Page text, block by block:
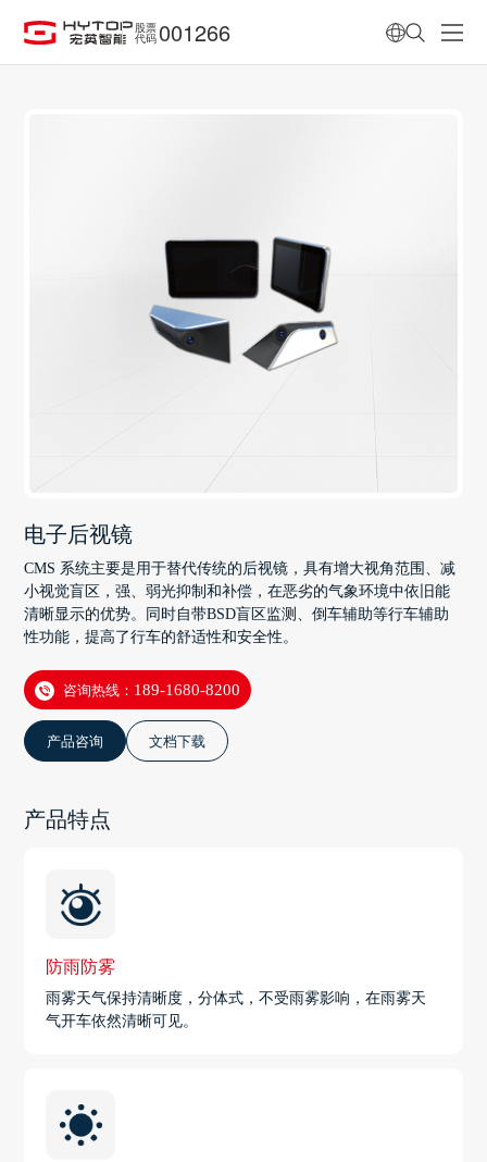
股票
代码 001266
电子后视镜
CMS 系统主要是用于替代传统的后视镜，具有增大视角范围、减
小视觉盲区，强、弱光抑制和补偿，在恶劣的气象环境中依旧能
清晰显示的优势。同时自带BSD盲区监测、倒车辅助等行车辅助
性功能，提高了行车的舒适性和安全性。
咨询热线： 189-1680-8200
产品咨询 文档下载
产品特点
防雨防雾
雨雾天气保持清晰度，分体式，不受雨雾影响，在雨雾天
气开车依然清晰可见。